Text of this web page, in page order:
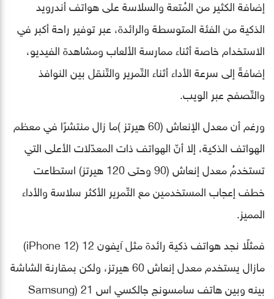
إضافة الكثير من المُتعة والسلاسة على هواتف أندرويد
الذكية من الفئة المتوسطة والرائدة، عبر توفير راحة أكبر في
الاستخدام خاصة أثناء ممارسة الألعاب ومشاهدة الفيديو،
إضافةً إلى سرعة الأداء أثناء التّمرير والتّنقل بين النوافذ
والتّصفح عبر الويب.
ورغم أن معدل الإنعاش (60 هيرتز )ما زال منتشرًا في معظم
الهواتف الذكية، إلا أنّ الهواتف ذات المعدّلات الأعلى التي
تستخدمُ معدل إنعاش (90 وحتى 120 هيرتز) استطاعت
خطف إعجاب المستخدمين مع التّمرير الأكثر سلاسة والأداء
المميز.
فمثلًا نجد هواتف ذكية رائدة مثل آيفون 12 (iPhone 12)
مازال يستخدم معدل إنعاش 60 هيرتز، ولكن بمقارنة الشاشة
بينه وبين هاتف سامسونج جالكسي اس 21 (Samsung